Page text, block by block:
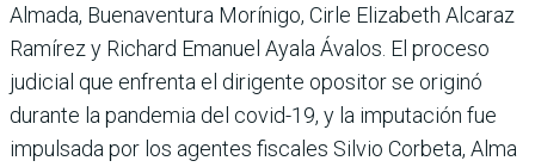
Almada, Bue­naventura Morínigo, Cirle Elizabeth Alcaraz
Ramírez y Richard Emanuel Ayala Áva­los. El proceso
judicial que enfrenta el dirigente oposi­tor se originó
durante la pan­demia del covid-19, y la impu­tación fue
impulsada por los agentes fiscales Silvio Cor­beta, Alma